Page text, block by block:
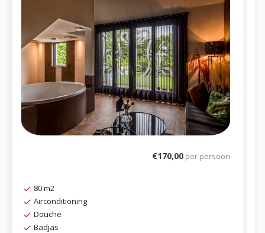
€170,00 per persoon
80 m2
Airconditioning
Douche
Badjas